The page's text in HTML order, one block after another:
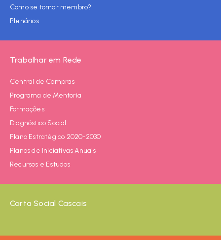
Como se tornar membro?
Plenários
Trabalhar em Rede
Central de Compras
Programa de Mentoria
Formações
Diagnóstico Social
Plano Estratégico 2020-2030
Planos de Iniciativas Anuais
Recursos e Estudos
Carta Social Cascais